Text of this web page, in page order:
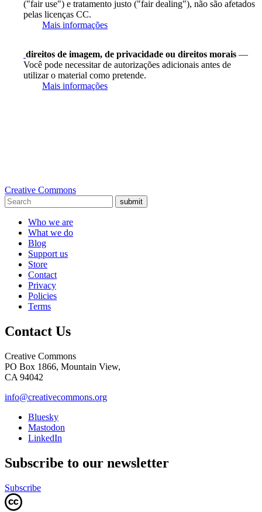
("fair use") e tratamento justo ("fair dealing"), não são afetados
pelas licenças CC.
Mais informações
direitos de imagem, de privacidade ou direitos morais —
Você pode necessitar de autorizações adicionais antes de
utilizar o material como pretende.
Mais informações
Creative Commons
submit
Who we are
What we do
Blog
Support us
Store
Contact
Privacy
Policies
Terms
Contact Us
Creative Commons
PO Box 1866, Mountain View,
CA 94042
info@creativecommons.org
Bluesky
Mastodon
LinkedIn
Subscribe to our newsletter
Subscribe